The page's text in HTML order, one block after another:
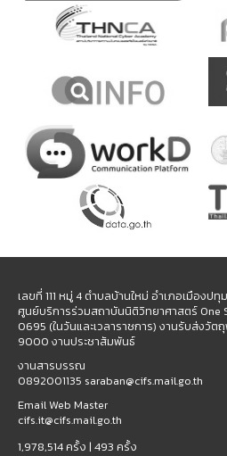
เลขที่ 111 หมู่ 4 ตำบลบ้านใหม่ อำเภอเมือง
ศูนย์บริการร่วมสถาบันนิติวิทยาศาสตร์ One
0695 (ในวันและเวลาราชการ) งานรับส่งวั
9000 งานประชาสัมพันธ์
งานสารบรรณ
0892001135 saraban@cifs.mail.go.th
Email Web Master
cifs.it@cifs.mail.go.th
1,978,514 ครั้ง | 493 ครั้ง